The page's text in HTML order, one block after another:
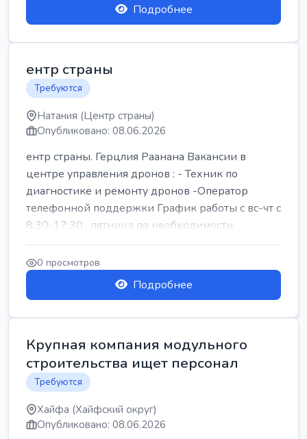
Подробнее
ентр страны
Требуются
Натания (Центр страны)
Опубликовано: 08.06.2026
ентр страны. Герцлия Раанана Вакансии в
центре управления дронов : - Техник по
диагностике и ремонту дронов -Оператор
телефонной поддержки График работы с вс-чт с
8:30-17:30 , пятница по необходимости...
0 просмотров
Подробнее
Крупная компания модульного
строительства ищет персонал
Требуются
Хайфа (Хайфский округ)
Опубликовано: 08.06.2026